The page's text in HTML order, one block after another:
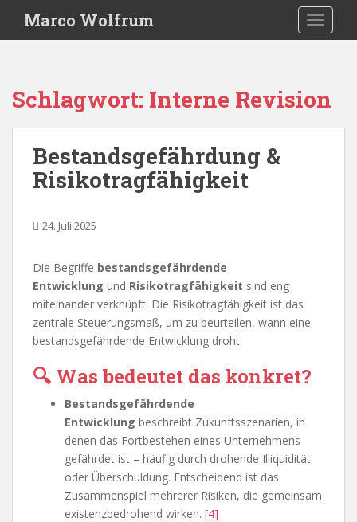
i
Marco Wolfrum
Schlagwort: Interne Revision
Bestandsgefährdung &
Risikotragfähigkeit
24. Juli 2025
Die Begriffe bestandsgefährdende
Entwicklung und Risikotragfähigkeit sind eng
miteinander verknüpft. Die Risikotragfähigkeit ist das
zentrale Steuerungsmaß, um zu beurteilen, wann eine
bestandsgefährdende Entwicklung droht.
🔍 Was bedeutet das konkret?
Bestandsgefährdende
Entwicklung beschreibt Zukunftsszenarien, in
denen das Fortbestehen eines Unternehmens
gefährdet ist – häufig durch drohende Illiquidität
oder Überschuldung. Entscheidend ist das
Zusammenspiel mehrerer Risiken, die gemeinsam
existenzbedrohend wirken. [4]